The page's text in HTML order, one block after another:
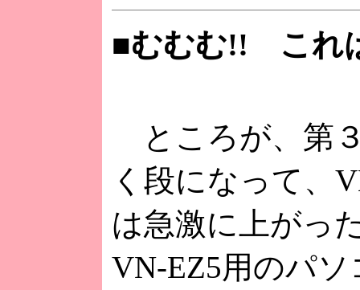
■むむむ!! これ
ところが、第
く段になって、
は急激に上がっ
VN-EZ5用のパ